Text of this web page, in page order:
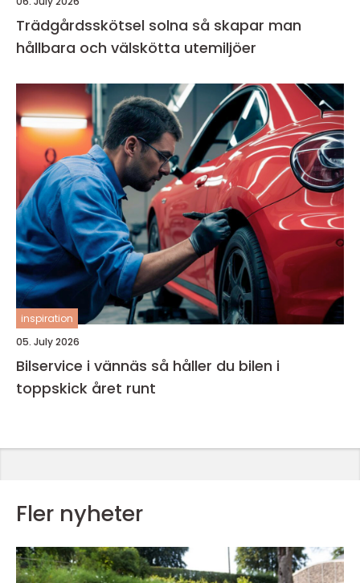
Trädgårdsskötsel solna så skapar man
hållbara och välskötta utemiljöer
inspiration
05. July 2026
Bilservice i vännäs så håller du bilen i
toppskick året runt
Fler nyheter